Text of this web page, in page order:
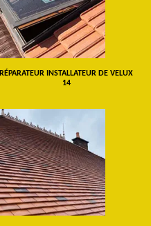
RÉPARATEUR INSTALLATEUR DE VELUX
14